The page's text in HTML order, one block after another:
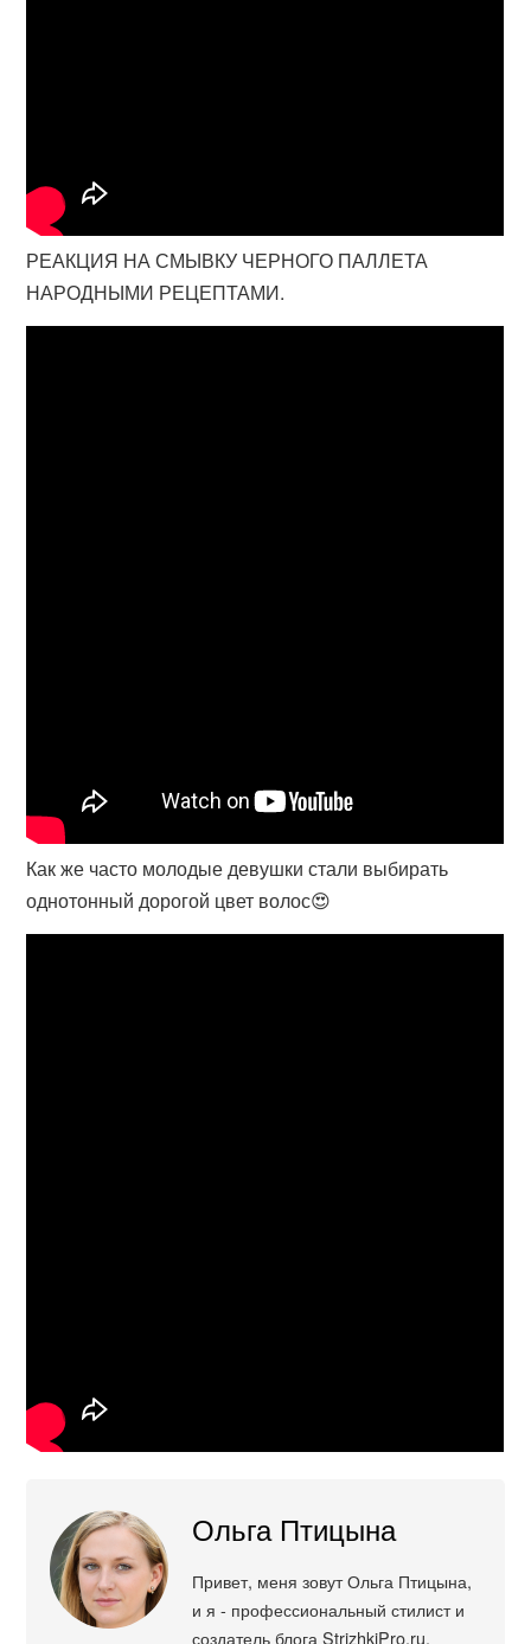
РЕАКЦИЯ НА СМЫВКУ ЧЕРНОГО ПАЛЛЕТА
НАРОДНЫМИ РЕЦЕПТАМИ.
Как же часто молодые девушки стали выбирать
однотонный дорогой цвет волос😍
Ольга Птицына
Привет, меня зовут Ольга Птицына,
и я - профессиональный стилист и
создатель блога StrizhkiPro.ru.